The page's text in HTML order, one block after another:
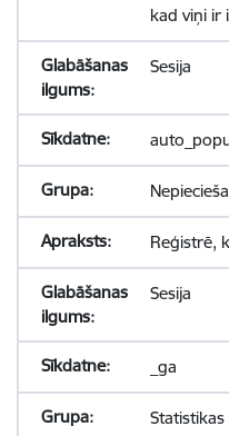
kad viņi ir
Sesija
Reģistrē,
Sesija
_ga